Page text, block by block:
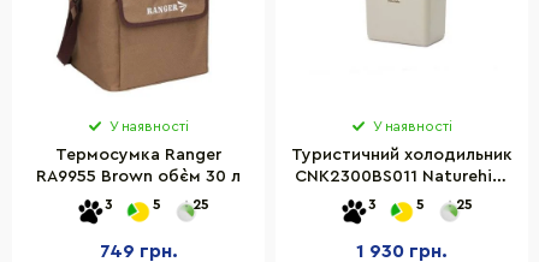
У наявності
Термосумка Ranger
RA9955 Brown об`єм 30 л
3 5 25
749 грн.
У наявності
Туристичний холодильник
CNK2300BS011 Naturehike
6976023925672, 13 л,
бежевий
3 5 25
1 930 грн.